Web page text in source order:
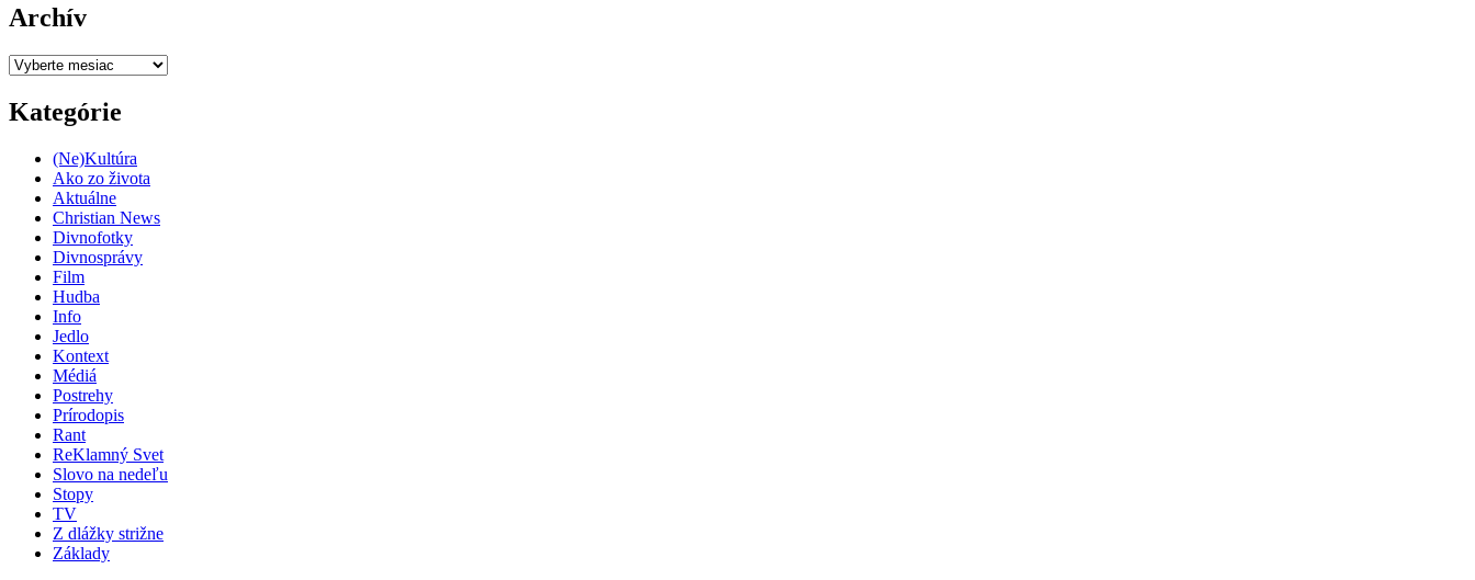
Archív
Archív
Kategórie
(Ne)Kultúra
Ako zo života
Aktuálne
Christian News
Divnofotky
Divnosprávy
Film
Hudba
Info
Jedlo
Kontext
Médiá
Postrehy
Prírodopis
Rant
ReKlamný Svet
Slovo na nedeľu
Stopy
TV
Z dlážky strižne
Základy